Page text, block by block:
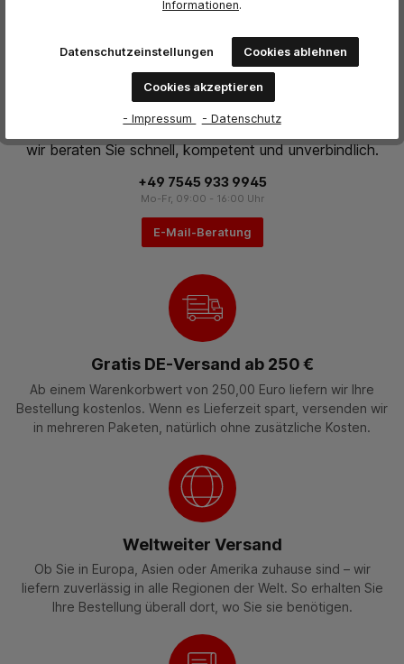
Persönliche Beratung
Melden Sie sich gerne per Telefon oder E-Mail bei uns und
wir beraten Sie schnell, kompetent und unverbindlich.
+49 7545 933 9945
Mo-Fr, 09:00 - 16:00 Uhr
E-Mail-Beratung
Gratis DE-Versand ab 250 €
Ab einem Warenkorbwert von 250,00 Euro liefern wir Ihre
Bestellung kostenlos. Wenn es Lieferzeit spart, versenden wir
in mehreren Paketen, natürlich ohne zusätzliche Kosten.
Weltweiter Versand
Ob Sie in Europa, Asien oder Amerika zuhause sind – wir
liefern zuverlässig in alle Regionen der Welt. So erhalten Sie
Ihre Bestellung überall dort, wo Sie sie benötigen.
Informationen.
Datenschutzeinstellungen Cookies ablehnen
Cookies akzeptieren
- Impressum - Datenschutz